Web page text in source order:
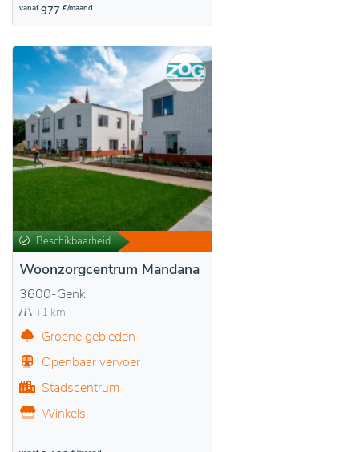
vanaf 977 €/maand
Beschikbaarheid
Woonzorgcentrum Mandana
3600-Genk
+1 km
Groene gebieden
Openbaar vervoer
Stadscentrum
Winkels